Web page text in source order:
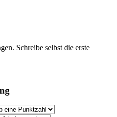
Schreibe selbst die erste